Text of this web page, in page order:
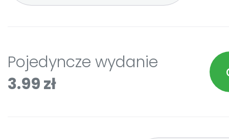
Pojedyncze wydanie
3.99 zł